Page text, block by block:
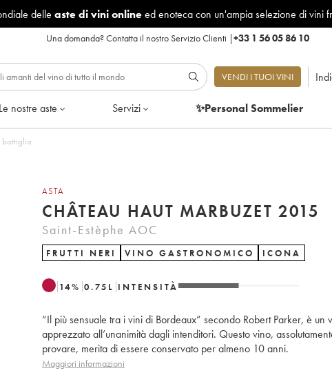
delle aste di vini onlineed enoteca con un'ampia selezione di vini
Una domanda?Contatta il nostro Servizio Clienti |+33 1 56 05 86 10
VENDI I TUOI VINI
Le nostre aste Servizi ✨Personal Sommelier
di 1 bottiglia
ASTA
CHÂTEAU HAUT MARBUZET 2015
Saint-Estèphe AOC
FRUTTI NERI VINO GASTRONOMICO ICONA
14% 0.75 L INTENSITÀ
“Il più sensuale tra i vini di Bordeaux” secondo Robert Parker, è un
apprezzato all’unanimità dagli intenditori. Questo vino,
provare, merita di essere conservato per almeno 10 anni.
Maggiori informazioni